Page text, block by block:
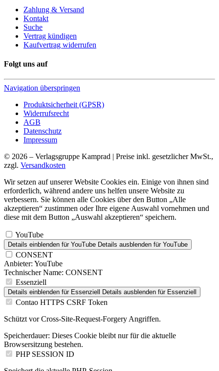
Zahlung & Versand
Kontakt
Suche
Vertrag kündigen
Kaufvertrag widerrufen
Folgt uns auf
Navigation überspringen
Produktsicherheit (GPSR)
Widerrufsrecht
AGB
Datenschutz
Impressum
© 2026 – Verlagsgruppe Kamprad | Preise inkl. gesetzlicher MwSt.,
zzgl. Versandkosten
Wir setzen auf unserer Website Cookies ein. Einige von ihnen sind
erforderlich, während andere uns helfen unsere Website zu
verbessern. Sie können alle Cookies über den Button „Alle
akzeptieren“ zustimmen oder Ihre eigene Auswahl vornehmen und
diese mit dem Button „Auswahl akzeptieren“ speichern.
YouTube
Details einblenden für YouTube Details ausblenden für YouTube
CONSENT
Anbieter: YouTube
Technischer Name: CONSENT
Essenziell
Details einblenden für Essenziell Details ausblenden für Essenziell
Contao HTTPS CSRF Token
Schützt vor Cross-Site-Request-Forgery Angriffen.
Speicherdauer: Dieses Cookie bleibt nur für die aktuelle
Browsersitzung bestehen.
PHP SESSION ID